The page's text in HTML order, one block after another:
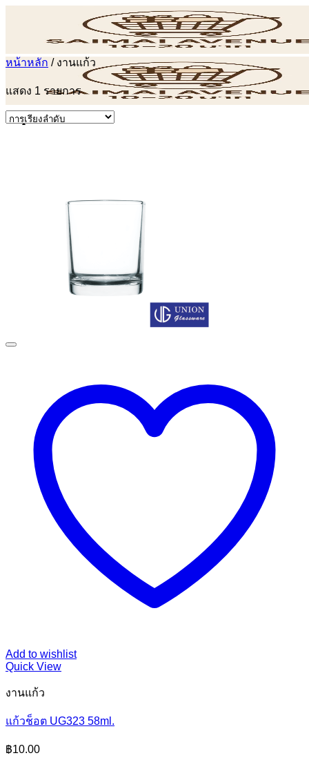
เนื้อหา
หน้าหลัก /งานแก้ว
แสดง 1 รายการ
Add to wishlist
Quick View
งานแก้ว
แก้วช็อต UG323 58ml.
฿10.00